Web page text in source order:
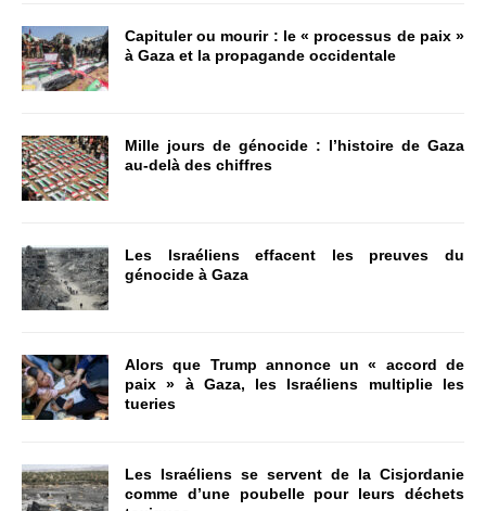
Capituler ou mourir : le « processus de paix »
à Gaza et la propagande occidentale
Mille jours de génocide : l’histoire de Gaza
au-delà des chiffres
Les Israéliens effacent les preuves du
génocide à Gaza
Alors que Trump annonce un « accord de
paix » à Gaza, les Israéliens multiplie les
tueries
Les Israéliens se servent de la Cisjordanie
comme d’une poubelle pour leurs déchets